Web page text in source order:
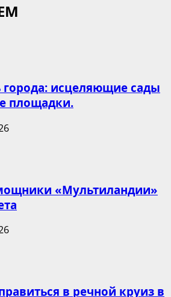
города: исцеляющие сады
площадки.
«Мультиландии»
в речной круиз в